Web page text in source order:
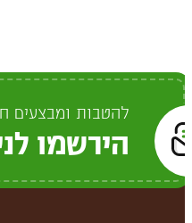
להטבות ומבצעים
הירשמו